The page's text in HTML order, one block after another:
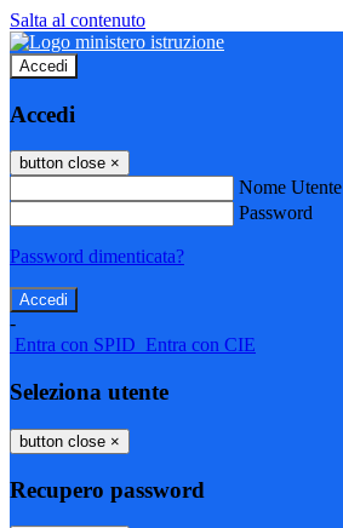
Salta al contenuto
Accedi
Accedi
button close ×
Nome Utente
Password
Password dimenticata?
-
Entra con SPID Entra con CIE
Seleziona utente
button close ×
Recupero password